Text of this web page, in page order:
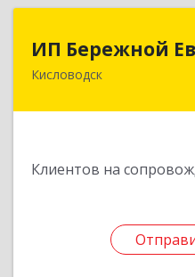
ИП Бережной
Кисловодск
Клиентов на
ИП Бережной
357748,